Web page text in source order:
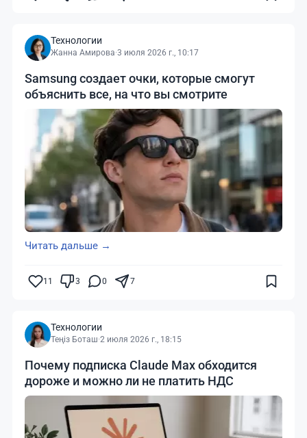
Технологии
Жанна Амирова·3 июля 2026 г., 10:17
Samsung создает очки, которые смогут
объяснить все, на что вы смотрите
Читать дальше →
11 3 0 7
Технологии
Теңіз Боташ·2 июля 2026 г., 18:15
Почему подписка Claude Max обходится
дороже и можно ли не платить НДС